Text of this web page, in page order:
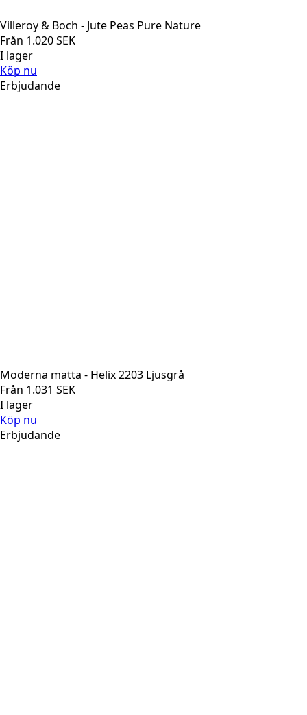
Villeroy & Boch - Jute Peas Pure Nature
Från 1.020SEK
I lager
Köp nu
Erbjudande
Moderna matta - Helix 2203 Ljusgrå
Från 1.031 SEK
I lager
Köp nu
Erbjudande